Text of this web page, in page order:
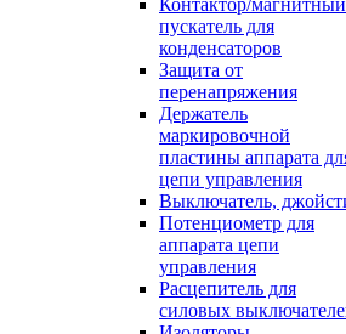
Контактор/магнитный
пускатель для
конденсаторов
Защита от
перенапряжения
Держатель
маркировочной
пластины аппарата
цепи управления
Выключатель,
Потенциометр для
аппарата цепи
управления
Расцепитель для
силовых